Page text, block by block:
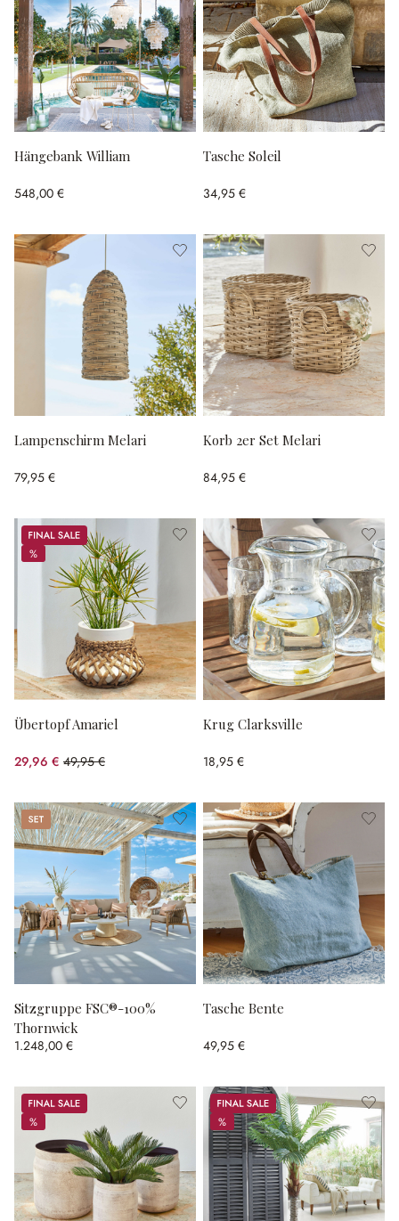
Hängebank William
548,00 €
Tasche Soleil
34,95 €
Lampenschirm Melari
79,95 €
Korb 2er Set Melari
84,95 €
Sale
%
%
Übertopf Amariel
29,96 € 49,95 €
(40.02% gespart)
Krug Clarksville
18,95 €
Set
Sitzgruppe FSC®-100%
Thornwick
1.248,00 €
Tasche Bente
49,95 €
Sale
%
%
Sale
%
%